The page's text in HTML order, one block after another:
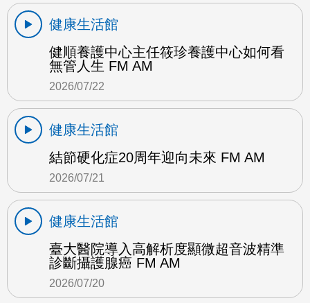
健康生活館
健順養護中心主任筱珍養護中心如何看
無管人生 FM AM
2026/07/22
健康生活館
結節硬化症20周年迎向未來 FM AM
2026/07/21
健康生活館
臺大醫院導入高解析度顯微超音波精準
診斷攝護腺癌 FM AM
2026/07/20